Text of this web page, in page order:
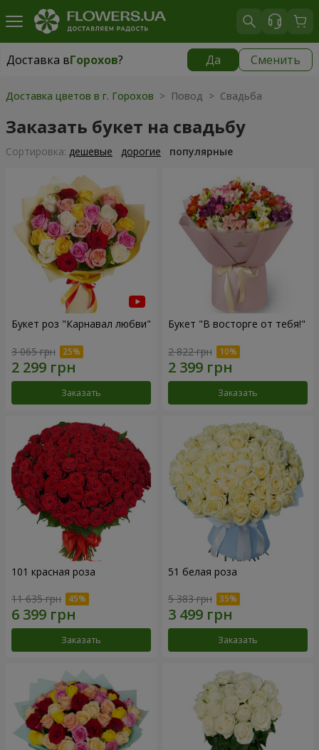
Доставка вГорохов? Да Сменить
Доставка вГорохов|
Доставка цветов в г. Горохов > Повод > Свадьба
Заказать букет на свадьбу
Cортировка: дешевые дорогие популярные
Букет роз "Карнавал любви"
3 065 грн
Заказать
Букет "В восторге от тебя!"
2 822 грн
Заказать
101 красная роза
11 635 грн
Заказать
51 белая роза
5 383 грн
Заказать